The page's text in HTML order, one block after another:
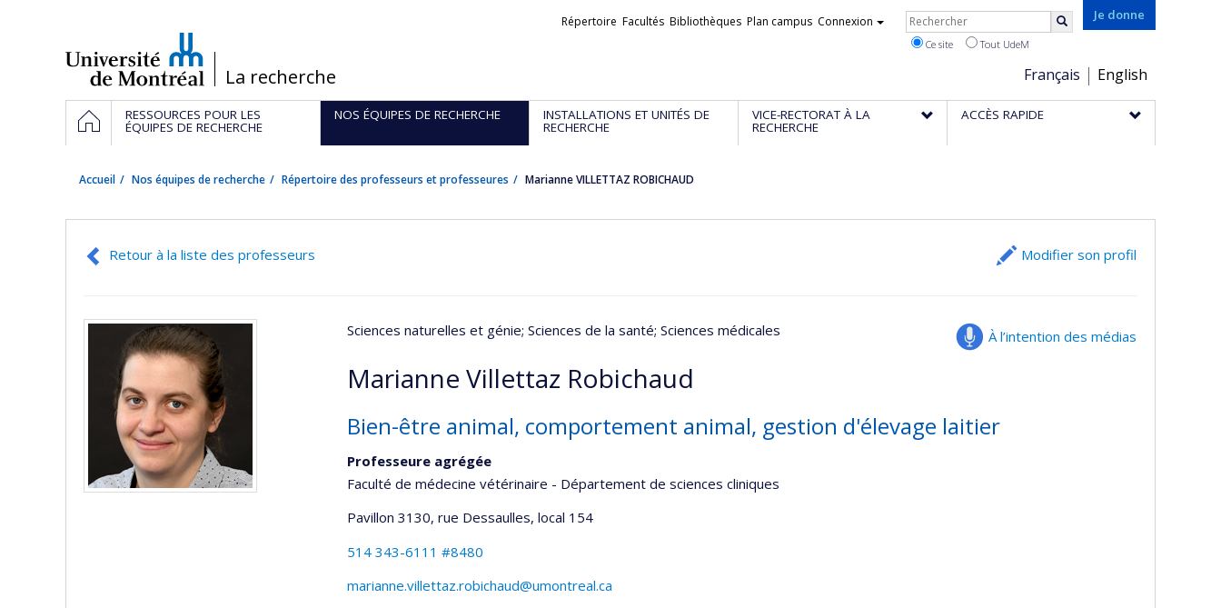
/La recherche
Je donne
Choix
de
la
Français English
Liens
Répertoire Facultés Bibliothèques Plan campus Connexion Rechercher
Ce site Tout UdeM
Navigation
principale
ACCUEILRESSOURCES POUR LES
ÉQUIPES DE RECHERCHE
NOS ÉQUIPES DE RECHERCHE INSTALLATIONS ET UNITÉS DE
RECHERCHE
VICE-RECTORAT À LA
RECHERCHE
ACCÈS RAPIDE
Accueil Nos équipes de recherche Répertoire des professeurs et professeures Marianne VILLETTAZ ROBICHAUD
Retour à la liste des professeurs Modifier son profil
À l’intention des médias
Sciences naturelles et génie; Sciences de la santé; Sciences médicales
Marianne Villettaz Robichaud
Bien-être animal, comportement animal, gestion d'élevage laitier
Professeure agrégée
Faculté de médecine vétérinaire - Département de sciences cliniques
Pavillon 3130, rue Dessaulles, local 154
514 343-6111 #8480
marianne.villettaz.robichaud@umontreal.ca